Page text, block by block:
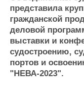
Новости
Компании
Репутация
Работа
Крюинг
Журнал
Реклама
представила
гражданской
деловой
выставки и
судостроению,
портов и
"НЕВА-2023".